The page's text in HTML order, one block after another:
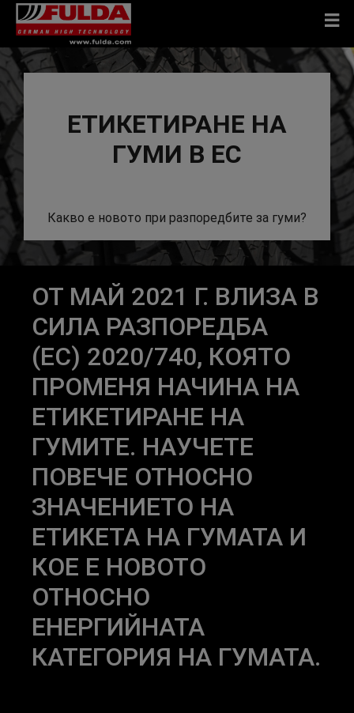
ЕТИКЕТИРАНЕ НА
ГУМИ В ЕС
Какво е новото при разпоредбите за гуми?
ОТ МАЙ 2021 Г. ВЛИЗА В
СИЛА РАЗПОРЕДБА
(ЕС) 2020/740, КОЯТО
ПРОМЕНЯ НАЧИНА НА
ЕТИКЕТИРАНЕ НА
ГУМИТЕ. НАУЧЕТЕ
ПОВЕЧЕ ОТНОСНО
ЗНАЧЕНИЕТО НА
ЕТИКЕТА НА ГУМАТА И
КОЕ Е НОВОТО
ОТНОСНО
ЕНЕРГИЙНАТА
КАТЕГОРИЯ НА ГУМАТА.